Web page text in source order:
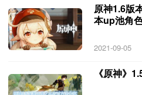
原神1.6版
本up池角
2021-09-05
《原神》